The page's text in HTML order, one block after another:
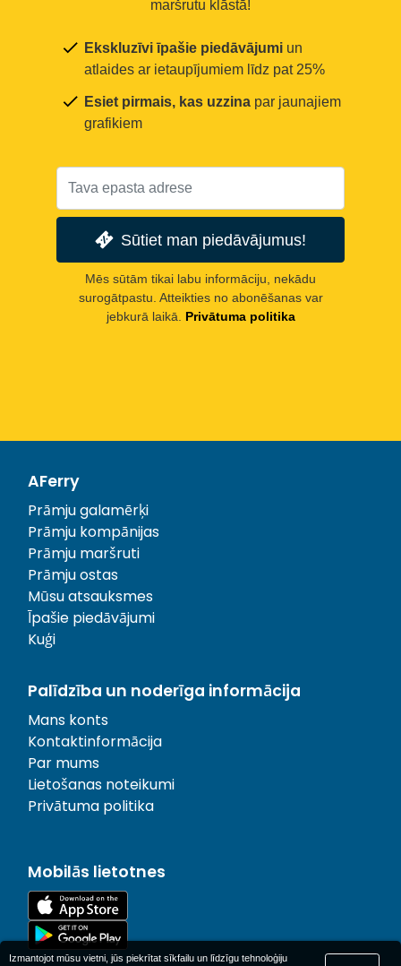
maršrutu klāstā!
Ekskluzīvi īpašie piedāvājumi un
atlaides ar ietaupījumiem līdz pat 25%
Esiet pirmais, kas uzzina par jaunajiem
grafikiem
Sūtiet man piedāvājumus!
Mēs sūtām tikai labu informāciju, nekādu
surogātpastu. Atteikties no abonēšanas var
jebkurā laikā. Privātuma politika
AFerry
Prāmju galamērķi
Prāmju kompānijas
Prāmju maršruti
Prāmju ostas
Mūsu atsauksmes
Īpašie piedāvājumi
Kuģi
Palīdzība un noderīga informācija
Mans konts
Kontaktinformācija
Par mums
Lietošanas noteikumi
Privātuma politika
Mobilās lietotnes
Izmantojot mūsu vietni, jūs piekrītat sīkfailu un līdzīgu tehnoloģiju